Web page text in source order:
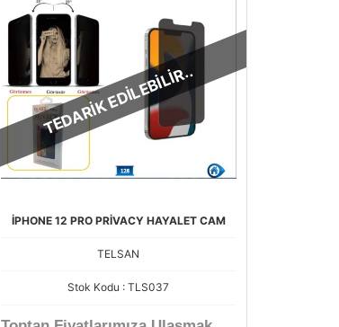
TEDARİK EDİLEBİLİR..
İPHONE 12 PRO PRİVACY HAYALET CAM
TELSAN
Stok Kodu : TLS037